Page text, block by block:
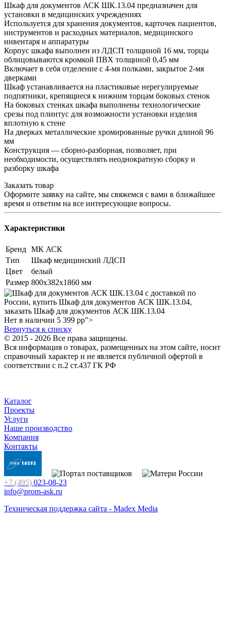
Шкаф для документов АСК ШК.13.04 предназначен для
установки в медицинских учреждениях
Используется для хранения документов, карточек пациентов,
инструментов и расходных материалов, медицинского
инвентаря и аппаратуры
Корпус шкафа выполнен из ЛДСП толщиной 16 мм, торцы
облицовываются кромкой ПВХ толщиной 0,45 мм
Включает в себя отделение с 4-мя полками, закрытое 2-мя
дверками
Шкаф устанавливается на пластиковые нерегулируемые
подпятники, крепящиеся к нижним торцам боковых стенок
На боковых стенках шкафа выполнены технологические
срезы под плинтус для возможности установки изделия
вплотную к стене
На дверках металлические хромированные ручки длиной 96
мм
Конструкция — сборно-разборная, позволяет, при
необходимости, осуществлять неоднократную сборку и
разборку шкафа
Заказать товар
Оформите заявку на сайте, мы свяжемся с вами в ближайшее
время и ответим на все интересующие вопросы.
Характеристики
Бренд МК АСК
Тип
Шкаф медицинский ЛДСП
Цвет
белый
Размер 800х382х1860 мм
Нет в наличии 5 399 рр">
Вернуться к списку
© 2015 - 2026 Все права защищены.
Вся информация о товарах, размещенных на этом сайте, носит
справочный характер и не является публичной офертой в
соответствии с п.2 ст.437 ГК РФ
Каталог
Проекты
Услуги
Наше производство
Компания
Контакты
+7 (495) 023-08-23
info@prom-ask.ru
Техническая поддержка сайта - Madex Media